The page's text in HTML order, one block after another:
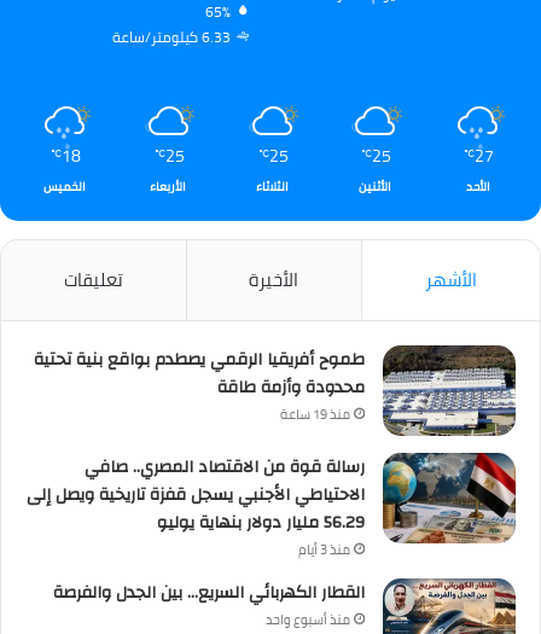
65%
6.33 كيلومتر/ساعة
27
℃
الأحد
25
℃
الأثنين
25
℃
الثلاثاء
25
℃
الأربعاء
18
℃
الخميس
الأشهر الأخيرة تعليقات
طموح أفريقيا الرقمي يصطدم بواقع بنية تحتية
محدودة وأزمة طاقة
منذ 19 ساعة
رسالة قوة من الاقتصاد المصري.. صافي
الاحتياطي الأجنبي يسجل قفزة تاريخية ويصل إلى
56.29 مليار دولار بنهاية يوليو
منذ 3 أيام
القطار الكهربائي السريع… بين الجدل والفرصة
منذ أسبوع واحد